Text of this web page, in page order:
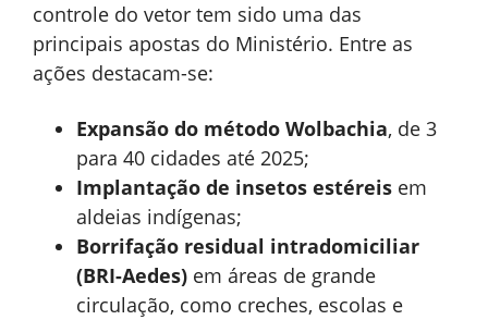
controle do vetor tem sido uma das
principais apostas do Ministério. Entre as
ações destacam-se:
Expansão do método Wolbachia, de 3
para 40 cidades até 2025;
Implantação de insetos estéreis em
aldeias indígenas;
Borrifação residual intradomiciliar
(BRI-Aedes) em áreas de grande
circulação, como creches, escolas e